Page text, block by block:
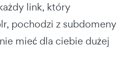
link, który
pochodzi z subdomeny
mieć dla ciebie dużej